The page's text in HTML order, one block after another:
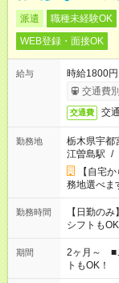
派遣 職種未経験OK
WEB登録・面接OK
給与
時給1800
交通費
交通費 交
勤務地
栃木県宇都
江曽島駅 /
【自宅
務地選べま
勤務時間
【日勤のみ】
シフトも
「家族とお
など、あな
ーク希望
のお仕事の
期間
2ヶ月～ ■
トもOK！